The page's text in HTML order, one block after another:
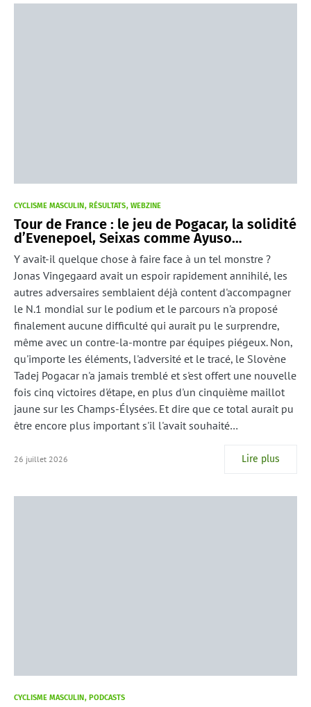
CYCLISME MASCULIN RÉSULTATS WEBZINE
Tour de France : le jeu de Pogacar, la solidité
d’Evenepoel, Seixas comme Ayuso…
Y avait-il quelque chose à faire face à un tel monstre ?
Jonas Vingegaard avait un espoir rapidement annihilé, les
autres adversaires semblaient déjà content d'accompagner
le N.1 mondial sur le podium et le parcours n'a proposé
finalement aucune difficulté qui aurait pu le surprendre,
même avec un contre-la-montre par équipes piégeux. Non,
qu'importe les éléments, l'adversité et le tracé, le Slovène
Tadej Pogacar n'a jamais tremblé et s'est offert une nouvelle
fois cinq victoires d'étape, en plus d'un cinquième maillot
jaune sur les Champs-Élysées. Et dire que ce total aurait pu
être encore plus important s'il l'avait souhaité…
26 juillet 2026 Lire plus
CYCLISME MASCULIN PODCASTS